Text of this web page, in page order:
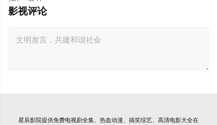
影视评论
星辰影院提供免费电视剧全集、热血动漫、搞笑综艺、高清电影大全在